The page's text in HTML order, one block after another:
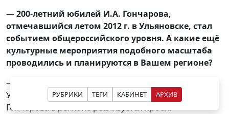
РУБРИКИ ТЕГИ КАБИНЕТ АРХИВ
— 200-летний юбилей И.А. Гончарова,
отмечавшийся летом 2012 г. в Ульяновске, стал
событием общероссийского уровня. А какие ещё
культурные мероприятия подобного масштаба
проводились и планируются в Вашем регионе?
— В рамках Года культуры и национальной славы в
Ульяновской области и в честь 200-летия И.А.
Гончарова в регионе реализуется проект